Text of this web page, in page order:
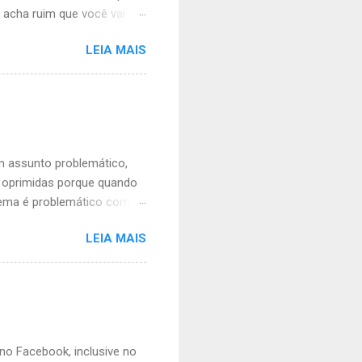
ruim que você vai ser
mimimi porque tem
e vale para ambos
mas agora não
LEIA MAIS
assunto problemático,
porque quando
é problemático com
não é um ato misógino
corre o risco constante
October 14, 2020 A
LEIA MAIS
Facebook, inclusive no